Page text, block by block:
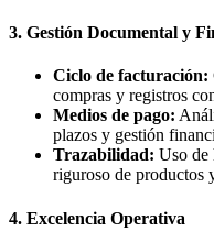
3. Gestión Documental y
Ciclo de facturación:
compras y registros
Medios de pago:
plazos y gestión
Trazabilidad: Uso de
riguroso de productos
4. Excelencia Operativa